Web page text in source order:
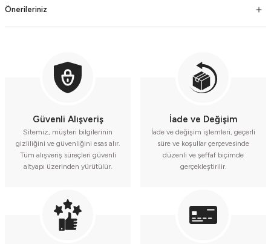
Önerileriniz
Güvenli Alışveriş
Sitemiz, müşteri bilgilerinin
gizliliğini ve güvenliğini esas alır.
Tüm alışveriş süreçleri güvenli
altyapı üzerinden yürütülür.
İade ve Değişim
İade ve değişim işlemleri, geçerli
süre ve koşullar çerçevesinde
düzenli ve şeffaf biçimde
gerçekleştirilir.